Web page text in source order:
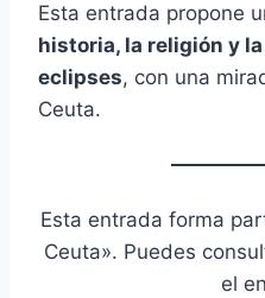
Esta entrada propone
historia, la religión y
eclipses, con una
Ceuta.
Esta entrada forma
Ceuta». Puedes
el